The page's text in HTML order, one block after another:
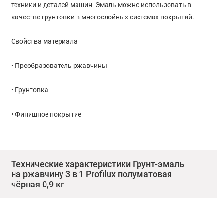
техники и деталей машин. Эмаль можно использовать в
качестве грунтовки в многослойных системах покрытий.
Свойства материала
• Преобразователь ржавчины
• Грунтовка
• Финишное покрытие
Эмаль наносят на сухую поверхность, предварительно
очищенную от пыли, старой отслоившейся краски и жира.
Металлические поверхности предварительно очищают от
Технические характеристики Грунт-эмаль
на ржавчину 3 в 1 Profilux полуматовая
чёрная 0,9 кг